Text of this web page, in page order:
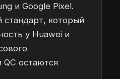
и Google Pixel.
стандарт, который
у Huawei и
QC остаются